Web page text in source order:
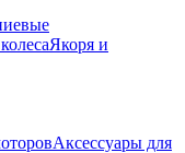
Якоря и
Аксессуары для